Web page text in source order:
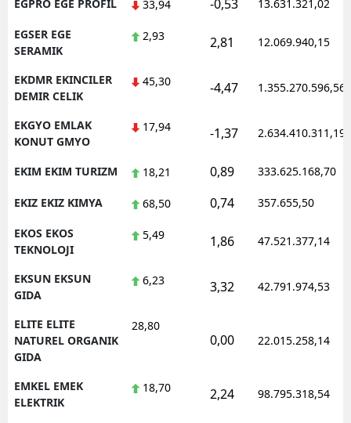
EGPRO EGE PROFIL 33,94 -0,53 13.631.321,02
EGSER EGE
SERAMIK
2,93 2,81 12.069.940,15
EKDMR EKINCILER
DEMIR CELIK
45,30 -4,47 1.355.270.596,56
EKGYO EMLAK
KONUT GMYO
17,94 -1,37 2.634.410.311,19
EKIM EKIM TURIZM 18,21 0,89 333.625.168,70
EKIZ EKIZ KIMYA 68,50 0,74 357.655,50
EKOS EKOS
TEKNOLOJI
5,49 1,86 47.521.377,14
EKSUN EKSUN
GIDA
6,23 3,32 42.791.974,53
ELITE ELITE
NATUREL ORGANIK
GIDA
28,80
0,00 22.015.258,14
EMKEL EMEK
ELEKTRIK
18,70 2,24 98.795.318,54